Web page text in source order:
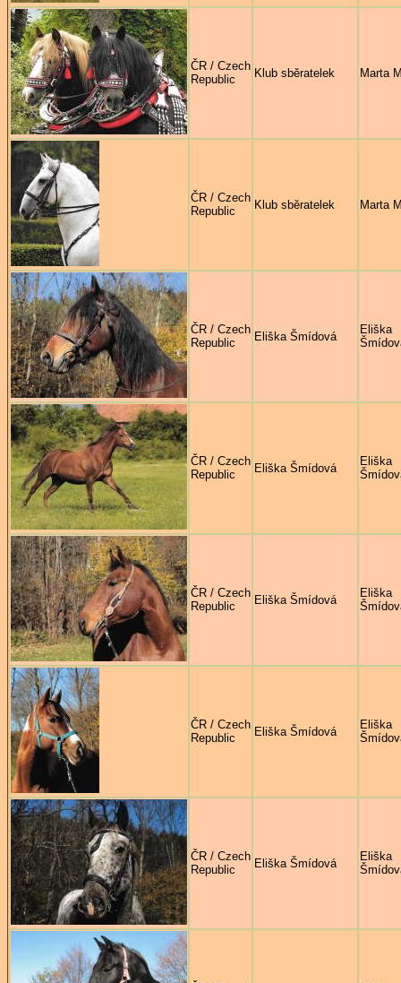
ČR / Czech
Republic
Klub sběratelek Marta
ČR / Czech
Republic
Klub sběratelek Marta
ČR / Czech
Republic
Eliška Šmídová
Eliška
ČR / Czech
Republic
Eliška Šmídová
Eliška
ČR / Czech
Republic
Eliška Šmídová
Eliška
ČR / Czech
Republic
Eliška Šmídová
Eliška
ČR / Czech
Republic
Eliška Šmídová
Eliška